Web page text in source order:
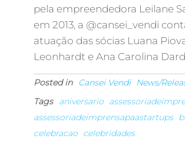
pela empreendedora Leilane
em 2013, a @cansei_vendi
atuação das sócias Luana
Leonhardt e Ana Carolina
Posted in Cansei Vendi News/
Tags
aniversario
assessoriadeimprensapaastartups
celebracao celebridades